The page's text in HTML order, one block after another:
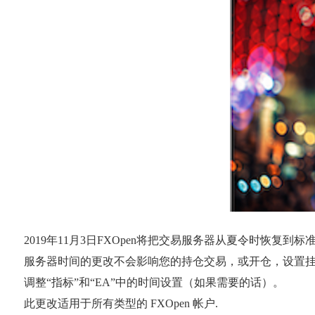
2019年11月3日FXOpen将把交易服务器从夏令时恢复到标
服务器时间的更改不会影响您的持仓交易，或开仓，设置
调整“指标”和“EA”中的时间设置（如果需要的话）。
此更改适用于所有类型的 FXOpen 帐户.